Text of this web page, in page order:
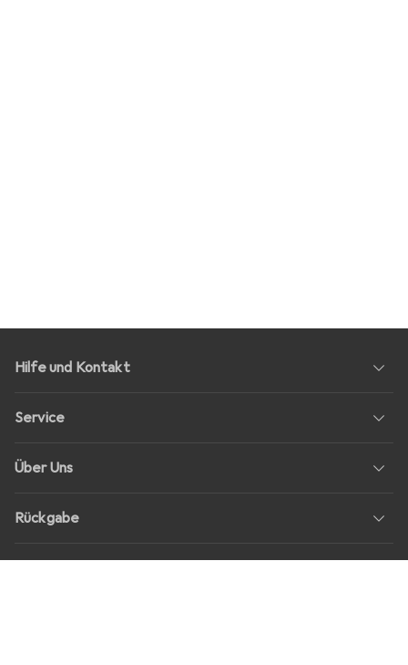
Hilfe und Kontakt
Service
Über Uns
Rückgabe